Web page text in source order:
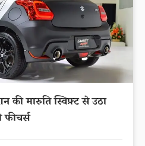
मारुति स्विफ़्ट से उठा
फीचर्स